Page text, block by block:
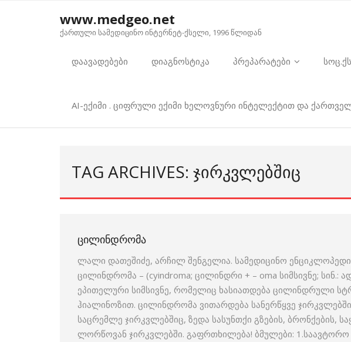
www.medgeo.net
ქართული სამედიცინო ინტერნეტ-ქსელი, 1996 წლიდან
დაავადებები დიაგნოსტიკა პრეპარატები
AI-ექიმი . ციფრული ექიმი ხელოვნური ინტელექტით და
TAG ARCHIVES: ᲯᲘᲠᲙᲕᲚᲔᲑᲨᲘᲪ
ᲪᲘᲚᲘᲜᲓᲠᲝᲛᲐ
ლალი დათეშიძე, არჩილ შენგელია. სამედიცინო
ცილინდრომა – (cyindroma; ცილინდრი + – oma სიმსივნე; სინ.:
ეპითელური სიმსივნე, რომელიც ხასიათდება ცილინდრული
ჰიალინოზით. ცილინდრომა ვითარდება სანერწყვე
საცრემლე ჯირკვლებშიც, ზედა სასუნთქი გზების, ბრონქების,
ლორწოვან ჯირკვლებში. გაფრთხილება! ბმულები: